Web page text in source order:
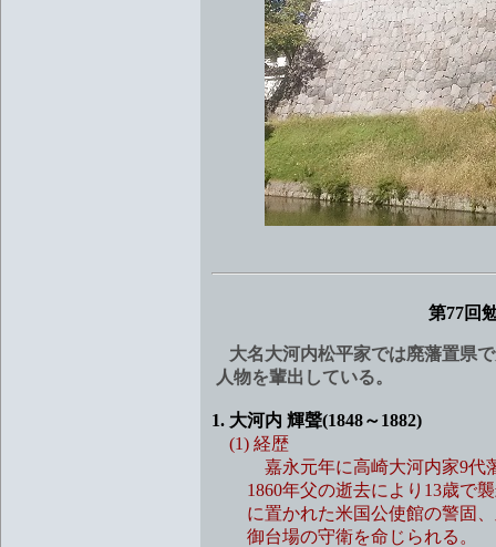
第77回
大名大河内松平家では廃藩置県
人物を輩出している。
1. 大河内 輝聲(1848～1882)
(1) 経歴
嘉永元年に高崎大河内家9代藩
1860年父の逝去により13歳で襲
に置かれた米国公使館の警固、
御台場の守衛を命じられる。